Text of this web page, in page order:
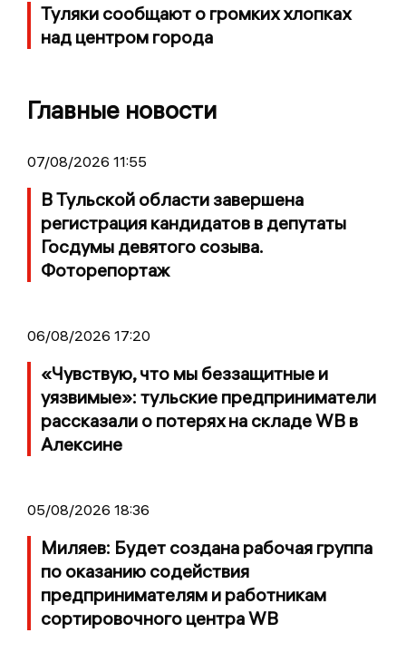
Туляки сообщают о громких хлопках
над центром города
Главные новости
07/08/2026 11:55
В Тульской области завершена
регистрация кандидатов в депутаты
Госдумы девятого созыва.
Фоторепортаж
06/08/2026 17:20
«Чувствую, что мы беззащитные и
уязвимые»: тульские предприниматели
рассказали о потерях на складе WB в
Алексине
05/08/2026 18:36
Миляев: Будет создана рабочая группа
по оказанию содействия
предпринимателям и работникам
сортировочного центра WB